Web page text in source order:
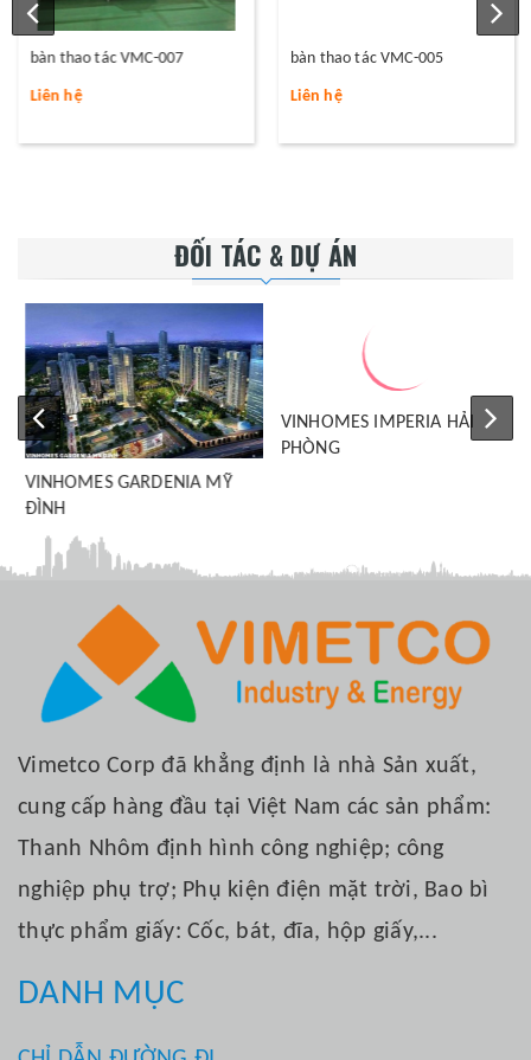
bàn thao tác VMC-007
Liên hệ
bàn thao tác VMC-005
Liên hệ
ĐỐI TÁC & DỰ ÁN
VINHOMES GARDENIA MỸ
ĐÌNH
Vimetco Corp đã khẳng định là nhà Sản xuất,
cung cấp hàng đầu tại Việt Nam các sản phẩm:
Thanh Nhôm định hình công nghiệp; công
nghiệp phụ trợ; Phụ kiện điện mặt trời, Bao bì
thực phẩm giấy: Cốc, bát, đĩa, hộp giấy,...
DANH MỤC